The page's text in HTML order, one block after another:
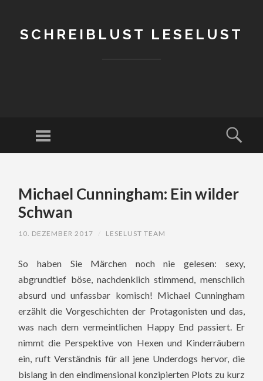
SCHREIBLUST LESELUST
Menu
CONTENTMichael Cunningham: Ein wilder
Schwan
10. DEZEMBER 2017 LESELUST TEAM
So haben Sie Märchen noch nie gelesen: sexy,
abgrundtief böse, nachdenklich stimmend, menschlich
absurd und unfassbar komisch! Michael Cunningham
erzählt die Vorgeschichten der Protagonisten und das,
was nach dem vermeintlichen Happy End passiert. Er
nimmt die Perspektive von Hexen und Kinderräubern
ein, ruft Verständnis für all jene Underdogs hervor, die
bislang in den eindimensional konzipierten Plots zu kurz